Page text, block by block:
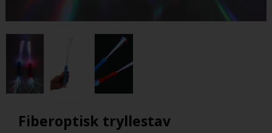
Fiberoptisk tryllestav